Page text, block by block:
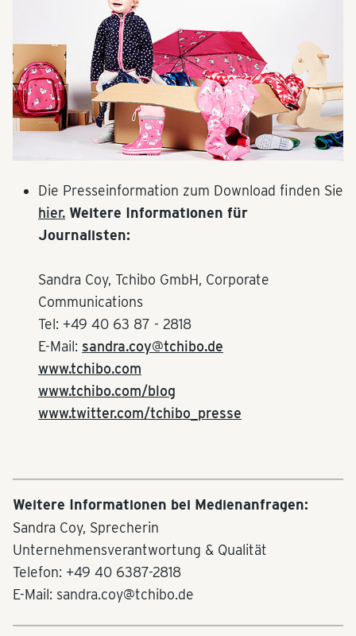
Die Presseinformation zum Download finden Sie
hier. Weitere Informationen für
Journalisten:
Sandra Coy, Tchibo GmbH, Corporate
Communications
Tel: +49 40 63 87 - 2818
E-Mail: sandra.coy@tchibo.de
www.tchibo.com
www.tchibo.com/blog
www.twitter.com/tchibo_presse
Weitere Informationen bei Medienanfragen:
Sandra Coy, Sprecherin
Unternehmensverantwortung & Qualität
Telefon: +49 40 6387-2818
E-Mail: sandra.coy@tchibo.de